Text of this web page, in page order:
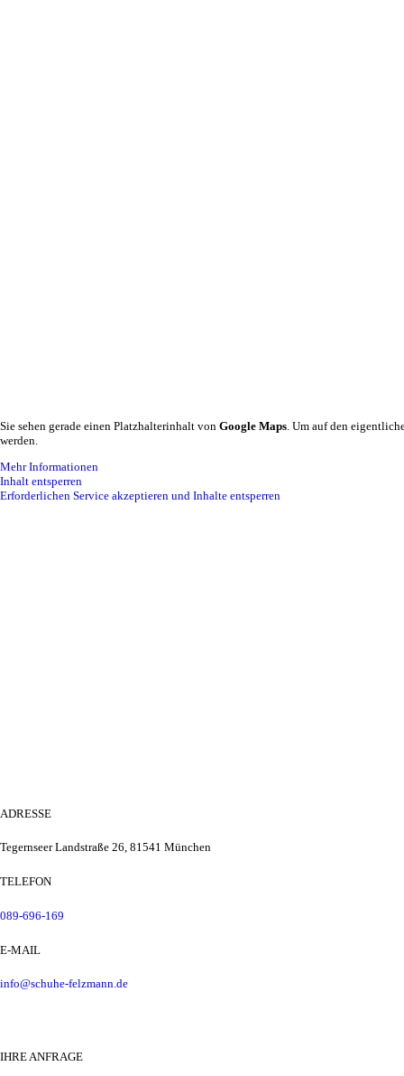
Sie sehen gerade einen Platzhalterinhalt von Google Maps . Um auf den
werden.
Mehr Informationen
Inhalt entsperren
Erforderlichen Service akzeptieren und Inhalte entsperren
ADRESSE
Tegernseer Landstraße 26, 81541 München
TELEFON
089-696-169
E-MAIL
info@schuhe-felzmann.de
IHRE ANFRAGE